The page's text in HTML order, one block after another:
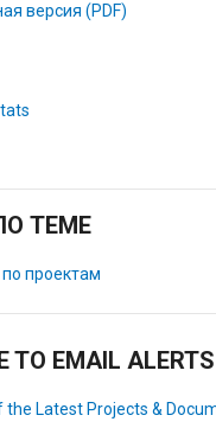
версия (PDF)
ТЕМЕ
проектам
TO EMAIL ALERTS
the Latest Projects &